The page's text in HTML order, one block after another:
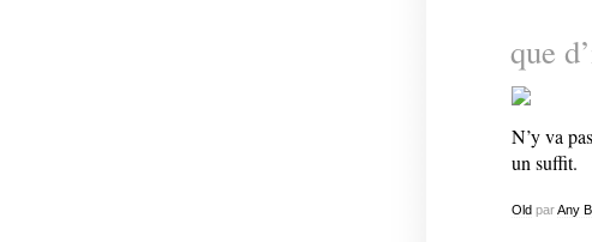
que
N’y va
un suffit.
Old parAny